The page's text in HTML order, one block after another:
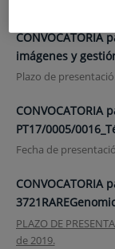
imágenes y
Plazo de
CONVOCATORIA
PT17/0005/
Fecha de
CONVOCATORIA
PLAZO DE
de 2019.